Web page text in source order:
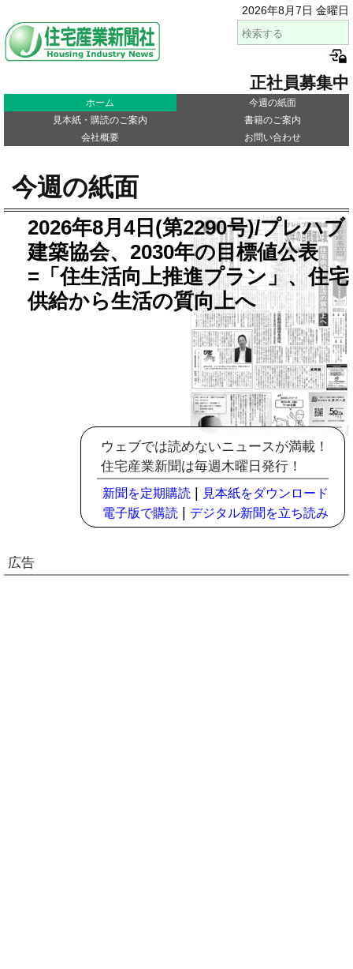
2026年8月7日 金曜日
正社員募集中
ホーム
今週の紙面
見本紙・購読のご案内
書籍のご案内
会社概要
お問い合わせ
今週の紙面
2026年8月4日(第2290号)/プレハブ
建築協会、2030年の目標値公表
=「住生活向上推進プラン」、住宅
供給から生活の質向上へ
ウェブでは読めないニュースが満載！
住宅産業新聞は毎週木曜日発行！
新聞を定期購読
見本紙をダウンロード
電子版で購読
デジタル新聞を立ち読み
広告